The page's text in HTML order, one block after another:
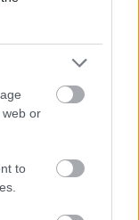
web or
to
για
ετών –